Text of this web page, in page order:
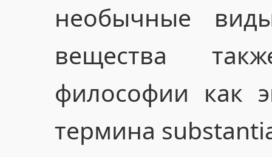
необычные
вещества
философии как
термина